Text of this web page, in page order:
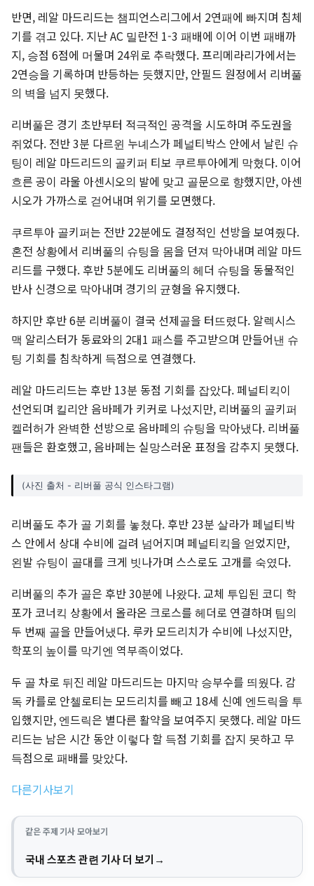
반면, 레알 마드리드는 챔피언스리그에서 2연패에 빠지며 침체
기를 겪고 있다. 지난 AC 밀란전 1-3 패배에 이어 이번 패배까
지, 승점 6점에 머물며 24위로 추락했다. 프리메라리가에서는
2연승을 기록하며 반등하는 듯했지만, 안필드 원정에서 리버풀
의 벽을 넘지 못했다.
리버풀은 경기 초반부터 적극적인 공격을 시도하며 주도권을
쥐었다. 전반 3분 다르윈 누녜스가 페널티박스 안에서 날린 슈
팅이 레알 마드리드의 골키퍼 티보 쿠르투아에게 막혔다. 이어
흐른 공이 라울 아센시오의 발에 맞고 골문으로 향했지만, 아센
시오가 가까스로 걷어내며 위기를 모면했다.
쿠르투아 골키퍼는 전반 22분에도 결정적인 선방을 보여줬다.
혼전 상황에서 리버풀의 슈팅을 몸을 던져 막아내며 레알 마드
리드를 구했다. 후반 5분에도 리버풀의 헤더 슈팅을 동물적인
반사 신경으로 막아내며 경기의 균형을 유지했다.
하지만 후반 6분 리버풀이 결국 선제골을 터뜨렸다. 알렉시스
맥 알리스터가 동료와의 2대1 패스를 주고받으며 만들어낸 슈
팅 기회를 침착하게 득점으로 연결했다.
레알 마드리드는 후반 13분 동점 기회를 잡았다. 페널티킥이
선언되며 킬리안 음바페가 키커로 나섰지만, 리버풀의 골키퍼
켈러허가 완벽한 선방으로 음바페의 슈팅을 막아냈다. 리버풀
팬들은 환호했고, 음바페는 실망스러운 표정을 감추지 못했다.
(사진 출처 - 리버풀 공식 인스타그램)
리버풀도 추가 골 기회를 놓쳤다. 후반 23분 살라가 페널티박
스 안에서 상대 수비에 걸려 넘어지며 페널티킥을 얻었지만,
왼발 슈팅이 골대를 크게 빗나가며 스스로도 고개를 숙였다.
리버풀의 추가 골은 후반 30분에 나왔다. 교체 투입된 코디 학
포가 코너킥 상황에서 올라온 크로스를 헤더로 연결하며 팀의
두 번째 골을 만들어냈다. 루카 모드리치가 수비에 나섰지만,
학포의 높이를 막기엔 역부족이었다.
두 골 차로 뒤진 레알 마드리드는 마지막 승부수를 띄웠다. 감
독 카를로 안첼로티는 모드리치를 빼고 18세 신예 엔드릭을 투
입했지만, 엔드릭은 별다른 활약을 보여주지 못했다. 레알 마드
리드는 남은 시간 동안 이렇다 할 득점 기회를 잡지 못하고 무
득점으로 패배를 맞았다.
다른기사보기
같은 주제 기사 모아보기
국내 스포츠 관련 기사 더 보기